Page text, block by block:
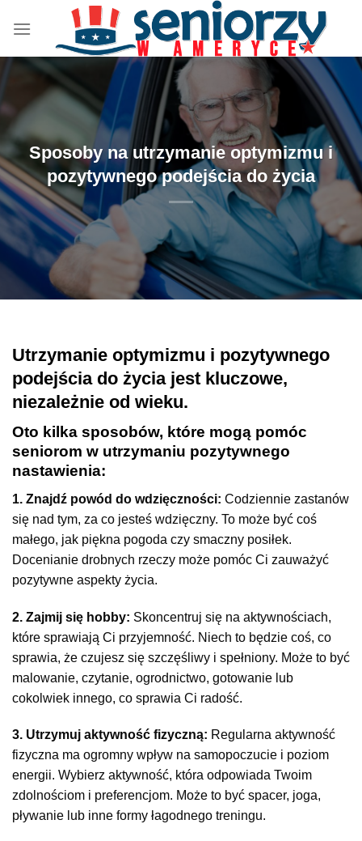
zawartości
Sposoby na utrzymanie optymizmu i
pozytywnego podejścia do życia
Utrzymanie optymizmu i pozytywnego
podejścia do życia jest kluczowe,
niezależnie od wieku.
Oto kilka sposobów, które mogą pomóc
seniorom w utrzymaniu pozytywnego
nastawienia:
1. Znajdź powód do wdzięczności: Codziennie zastanów
się nad tym, za co jesteś wdzięczny. To może być coś
małego, jak piękna pogoda czy smaczny posiłek.
Docenianie drobnych rzeczy może pomóc Ci zauważyć
pozytywne aspekty życia.
2. Zajmij się hobby: Skoncentruj się na aktywnościach,
które sprawiają Ci przyjemność. Niech to będzie coś, co
sprawia, że czujesz się szczęśliwy i spełniony. Może to być
malowanie, czytanie, ogrodnictwo, gotowanie lub
cokolwiek innego, co sprawia Ci radość.
3. Utrzymuj aktywność fizyczną: Regularna aktywność
fizyczna ma ogromny wpływ na samopoczucie i poziom
energii. Wybierz aktywność, która odpowiada Twoim
zdolnościom i preferencjom. Może to być spacer, joga,
pływanie lub inne formy łagodnego treningu.